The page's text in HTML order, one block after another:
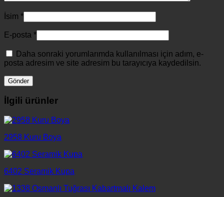
İsim *
E-posta *
Daha sonraki yorumlarımda kullanılması için adım, e-
posta adresim ve site adresim bu tarayıcıya kaydedilsin.
İlgili ürünler
2958 Kuru Boya
6402 Seramik Kupa